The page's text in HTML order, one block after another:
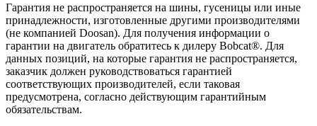
Гарантия не распространяется на шины, гусеницы или иные
принадлежности, изготовленные другими производителями
(не компанией Doosan). Для получения информации о
гарантии на двигатель обратитесь к дилеру Bobcat®. Для
данных позиций, на которые гарантия не распространяется,
заказчик должен руководствоваться гарантией
соответствующих производителей, если таковая
предусмотрена, согласно действующим гарантийным
обязательствам.